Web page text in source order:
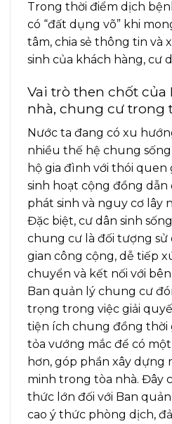
Trong thời điểm dịch
có “đất dụng võ” khi
tâm, chia sẻ thông tin và
sinh của khách hàng, cư
Vai trò then chốt của
nhà, chung cư trong
Nước ta đang có xu
nhiều thế hệ chung
hộ gia đình với thói
sinh hoạt cộng đồng
phát sinh và nguy cơ lây
Đặc biệt, cư dân sinh
chung cư là đối tượng
gian công cộng, dễ tiếp
chuyển và kết nối với
Ban quản lý chung cư
trọng trong việc giải
tiện ích chung đồng thời
tỏa vướng mắc để có
hơn, góp phần xây dựng
minh trong tòa nhà. Đây
thức lớn đối với Ban
cao ý thức phòng dịch,